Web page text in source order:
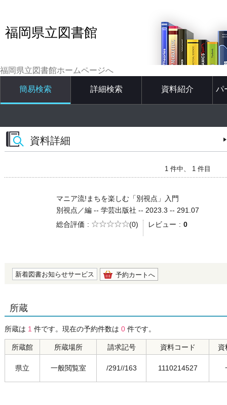
福岡県立図書館
福岡県立図書館ホームページへ
簡易検索 詳細検索 資料紹介 パ
資料詳細
1 件中、 1 件目
マニア流!まちを楽しむ「別視点」入門
別視点／編 -- 学芸出版社 -- 2023.3 -- 291.07
総合評価
5段階評価
(0) レビュー 0
新着図書お知らせサービス 予約カートへ
所蔵
所蔵は 1 件です。現在の予約件数は 0 件です。
所蔵館 所蔵場所 請求記号 資料コード 資
県立 一般閲覧室 /291//163 1110214527